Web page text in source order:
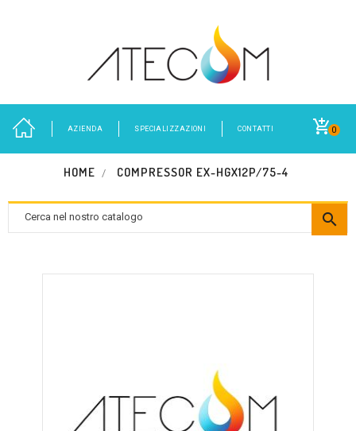
0
AZIENDA SPECIALIZZAZIONI CONTATTI
HOME COMPRESSOR EX-HGX12P/75-4
